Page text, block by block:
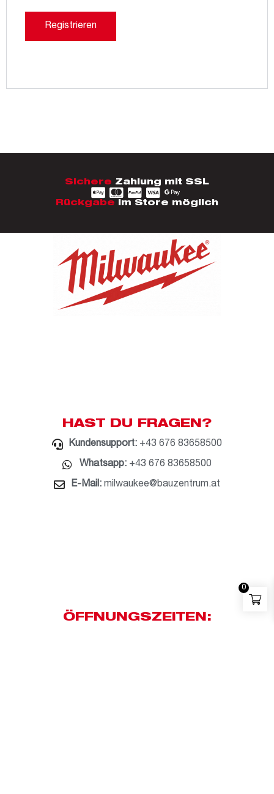
Registrieren
Sichere Zahlung mit SSL
Rückgabe im Store möglich
HAST DU FRAGEN?
Kundensupport: +43 676 83658500
Whatsapp:+43 676 83658500
E-Mail:milwaukee@bauzentrum.at
ÖFFNUNGSZEITEN:
0